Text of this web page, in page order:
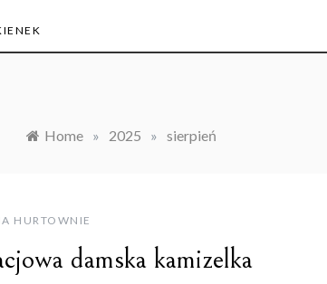
Home » 2025 » sierpień
HURTOWNIE
damska kamizelka